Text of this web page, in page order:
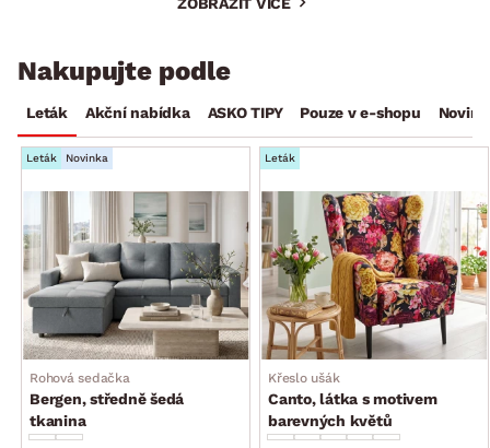
Nakupujte podle
Leták Akční nabídka ASKO TIPY Pouze v e-shopu
Leták Novinka
Rohová sedačka
Bergen, středně šedá
tkanina
Leták
Křeslo ušák
Canto, látka s motivem
barevných květů